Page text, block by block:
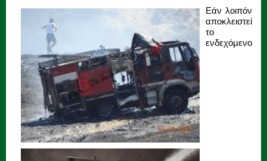
Εάν λοιπόν
αποκλειστεί
το
ενδεχόμενο